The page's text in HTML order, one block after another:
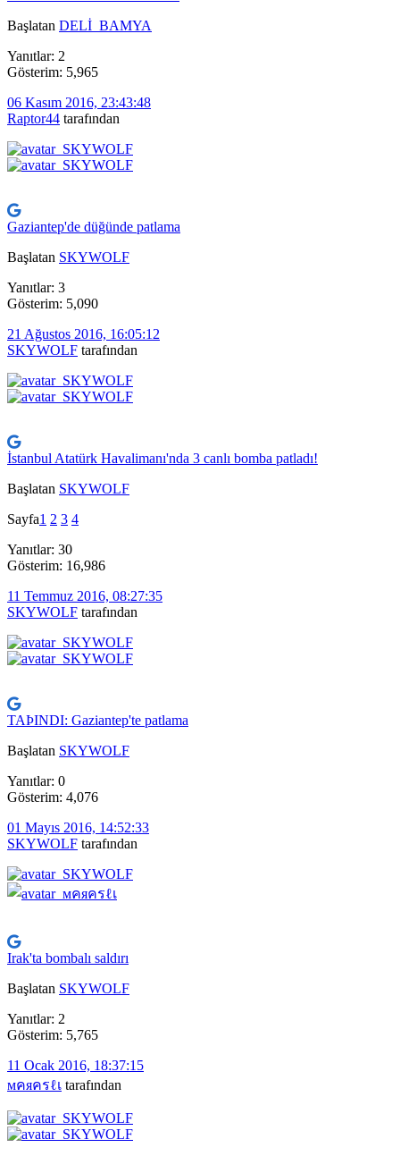
Başlatan DELİ_BAMYA
Yanıtlar: 2
Gösterim: 5,965
06 Kasım 2016, 23:43:48
Raptor44 tarafından
Gaziantep'de düğünde patlama
Başlatan SKYWOLF
Yanıtlar: 3
Gösterim: 5,090
21 Ağustos 2016, 16:05:12
SKYWOLF tarafından
İstanbul Atatürk Havalimanı'nda 3 canlı bomba patladı!
Başlatan SKYWOLF
Sayfa1 2 3 4
Yanıtlar: 30
Gösterim: 16,986
11 Temmuz 2016, 08:27:35
SKYWOLF tarafından
TAÞINDI: Gaziantep'te patlama
Başlatan SKYWOLF
Yanıtlar: 0
Gösterim: 4,076
01 Mayıs 2016, 14:52:33
SKYWOLF tarafından
Irak'ta bombalı saldırı
Başlatan SKYWOLF
Yanıtlar: 2
Gösterim: 5,765
11 Ocak 2016, 18:37:15
мคяครℓเ tarafından